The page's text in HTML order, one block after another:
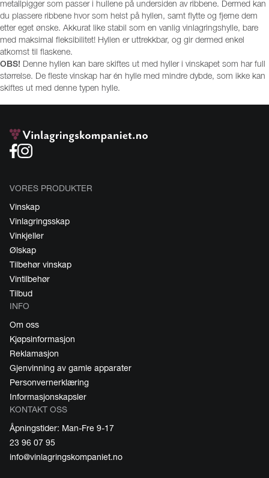
metallpigger som passer i hullene på undersiden av ribbene. Dermed kan
du plassere ribbene hvor som helst på hyllen, samt flytte og fjerne dem
etter eget ønske. Akkurat like stabil som en vanlig vinlagringshylle, bare
med maksimal fleksibilitet! Hyllen er uttrekkbar, og gir dermed enkel
atkomst til flaskene.
OBS! Denne hyllen kan bare skiftes ut med hyller i vinskapet som har full
størrelse. De fleste vinskap har én hylle med mindre dybde, som ikke kan
skiftes ut med denne typen hylle.
VORES PRODUKTER
Vinskap
Vinlagringsskap
Vinkjeller
Ølskap
Tilbehør vinskap
Vintilbehør
Tilbud
INFO
Om oss
Kjøpsinformasjon
Reklamasjon
Gjenvinning av gamle apparater
Personvernerklæring
Informasjonskapsler
KONTAKT OSS
Åpningstider: Man-Fre 9-17
23 96 07 95
info@vinlagringskompaniet.no